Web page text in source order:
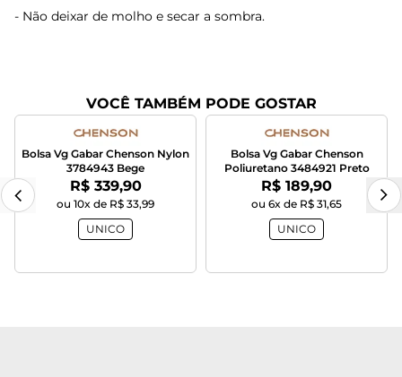
- Não deixar de molho e secar a sombra.
VOCÊ TAMBÉM PODE GOSTAR
Bolsa Vg Gabar Chenson Nylon
3784943 Bege
Por:
R$ 339,90
ou 10x de R$ 33,99
UNICO
Bolsa Vg Gabar Chenson
Poliuretano 3484921 Preto
Por:
R$ 189,90
ou 6x de R$ 31,65
UNICO